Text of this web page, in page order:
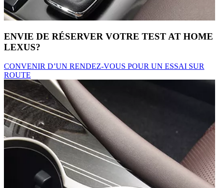
ENVIE DE RÉSERVER VOTRE TEST AT HOME
LEXUS?
CONVENIR D’UN RENDEZ-VOUS POUR UN ESSAI SUR
ROUTE